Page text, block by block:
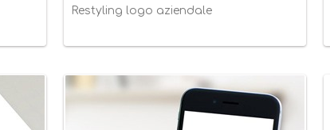
Restyling logo aziendale